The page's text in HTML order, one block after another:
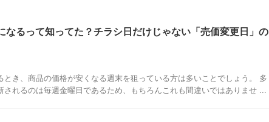
なるって知ってた？チラシ日だけじゃない「売価変更日」の
とき、商品の価格が安くなる週末を狙っている方は多いことでしょう。 多
されるのは毎週金曜日であるため、もちろんこれも間違いではありませ ...